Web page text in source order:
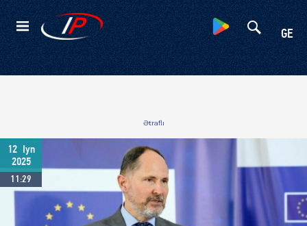
GE
Kateqoriyalar
Ətraflı
12
Iyn
2025
11:29